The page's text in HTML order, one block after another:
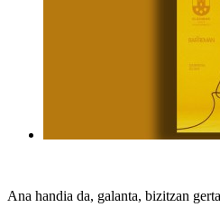
Ana handia da, galanta, bizitzan